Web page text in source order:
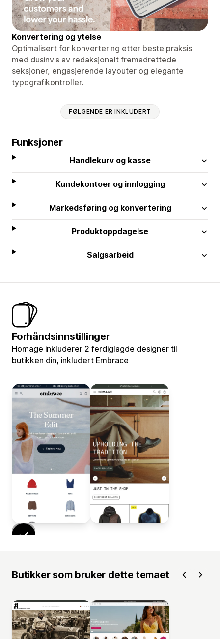
Konvertering og ytelse
Optimalisert for konvertering etter beste praksis
med dusinvis av redaksjonelt fremadrettede
seksjoner, engasjerende layouter og elegante
typografikontroller.
FØLGENDE ER INKLUDERT
Funksjoner
Handlekurv og kasse
Kundekontoer og innlogging
Markedsføring og konvertering
Produktoppdagelse
Salgsarbeid
Forhåndsinnstillinger
Homage inkluderer 2 ferdiglagde designer til
butikken din, inkludert Embrace
Butikker som bruker dette temaet